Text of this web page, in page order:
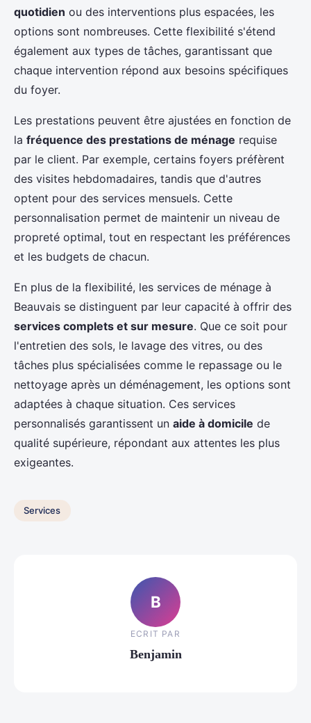
quotidien ou des interventions plus espacées, les
options sont nombreuses. Cette flexibilité s'étend
également aux types de tâches, garantissant que
chaque intervention répond aux besoins spécifiques
du foyer.
Les prestations peuvent être ajustées en fonction de
la fréquence des prestations de ménage requise
par le client. Par exemple, certains foyers préfèrent
des visites hebdomadaires, tandis que d'autres
optent pour des services mensuels. Cette
personnalisation permet de maintenir un niveau de
propreté optimal, tout en respectant les préférences
et les budgets de chacun.
En plus de la flexibilité, les services de ménage à
Beauvais se distinguent par leur capacité à offrir des
services complets et sur mesure. Que ce soit pour
l'entretien des sols, le lavage des vitres, ou des
tâches plus spécialisées comme le repassage ou le
nettoyage après un déménagement, les options sont
adaptées à chaque situation. Ces services
personnalisés garantissent un aide à domicile de
qualité supérieure, répondant aux attentes les plus
exigeantes.
Services
B
ECRIT PAR
Benjamin